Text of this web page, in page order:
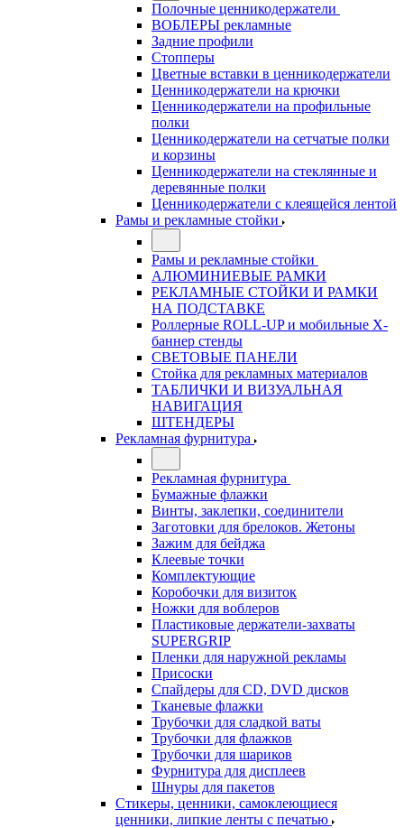
Полочные ценникодержатели
ВОБЛЕРЫ рекламные
Задние профили
Стопперы
Цветные вставки в ценникодержатели
Ценникодержатели на крючки
Ценникодержатели на профильные
полки
Ценникодержатели на сетчатые полки
и корзины
Ценникодержатели на стеклянные и
деревянные полки
Ценникодержатели с клеящейся лентой
Рамы и рекламные стойки
Рамы и рекламные стойки
АЛЮМИНИЕВЫЕ РАМКИ
РЕКЛАМНЫЕ СТОЙКИ И РАМКИ
НА ПОДСТАВКЕ
Роллерные ROLL-UP и мобильные X-
баннер стенды
СВЕТОВЫЕ ПАНЕЛИ
Стойка для рекламных материалов
ТАБЛИЧКИ И ВИЗУАЛЬНАЯ
НАВИГАЦИЯ
ШТЕНДЕРЫ
Рекламная фурнитура
Рекламная фурнитура
Бумажные флажки
Винты, заклепки, соединители
Заготовки для брелоков. Жетоны
Зажим для бейджа
Клеевые точки
Комплектующие
Коробочки для визиток
Ножки для воблеров
Пластиковые держатели-захваты
SUPERGRIP
Пленки для наружной рекламы
Присоски
Спайдеры для CD, DVD дисков
Тканевые флажки
Трубочки для сладкой ваты
Трубочки для флажков
Трубочки для шариков
Фурнитура для дисплеев
Шнуры для пакетов
Стикеры, ценники, самоклеющиеся
ценники, липкие ленты с печатью